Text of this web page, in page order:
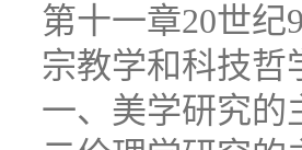
第十一章20世纪
宗教学和科技哲
一、美学研究的